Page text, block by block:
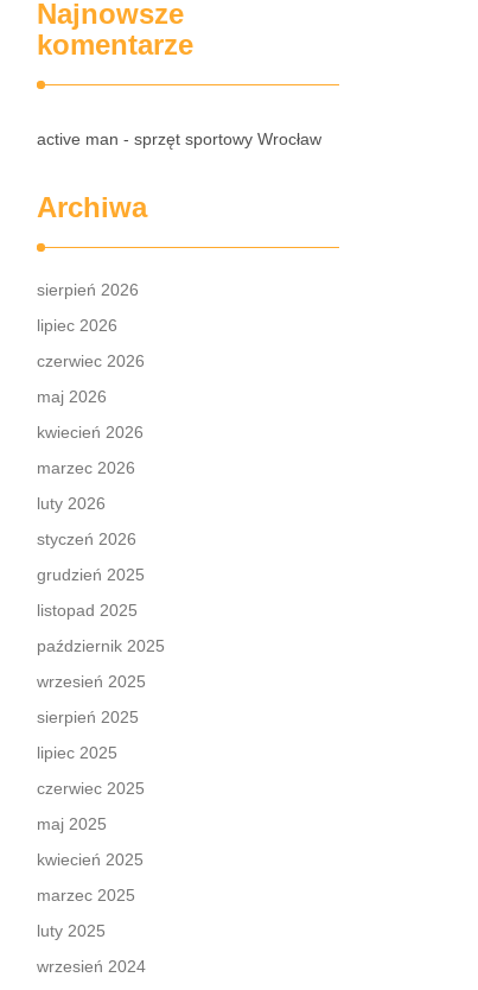
Najnowsze
komentarze
active man - sprzęt sportowy Wrocław
Archiwa
sierpień 2026
lipiec 2026
czerwiec 2026
maj 2026
kwiecień 2026
marzec 2026
luty 2026
styczeń 2026
grudzień 2025
listopad 2025
październik 2025
wrzesień 2025
sierpień 2025
lipiec 2025
czerwiec 2025
maj 2025
kwiecień 2025
marzec 2025
luty 2025
wrzesień 2024